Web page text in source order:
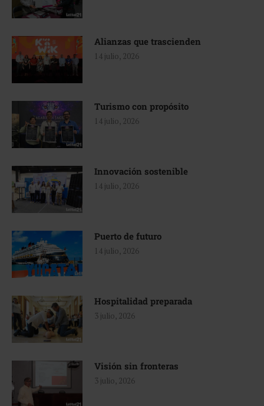
Alianzas que trascienden
14 julio, 2026
Turismo con propósito
14 julio, 2026
Innovación sostenible
14 julio, 2026
Puerto de futuro
14 julio, 2026
Hospitalidad preparada
3 julio, 2026
Visión sin fronteras
3 julio, 2026